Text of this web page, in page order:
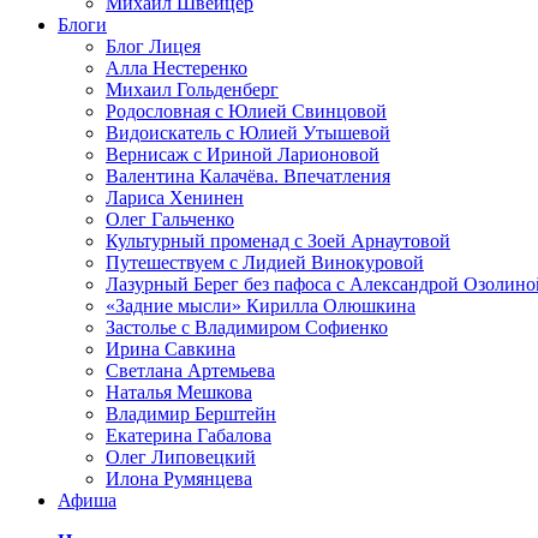
Блоги
Блог Лицея
Алла Нестеренко
Михаил Гольденберг
Родословная с Юлией Свинцовой
Видоискатель с Юлией Утышевой
Вернисаж с Ириной Ларионовой
Валентина Калачёва. Впечатления
Лариса Хенинен
Олег Гальченко
Культурный променад с Зоей Арнаутовой
Путешествуем с Лидией Винокуровой
Лазурный Берег без пафоса с Александрой
«Задние мысли» Кирилла Олюшкина
Застолье с Владимиром Софиенко
Ирина Савкина
Светлана Артемьева
Наталья Мешкова
Владимир Берштейн
Екатерина Габалова
Олег Липовецкий
Илона Румянцева
Афиша